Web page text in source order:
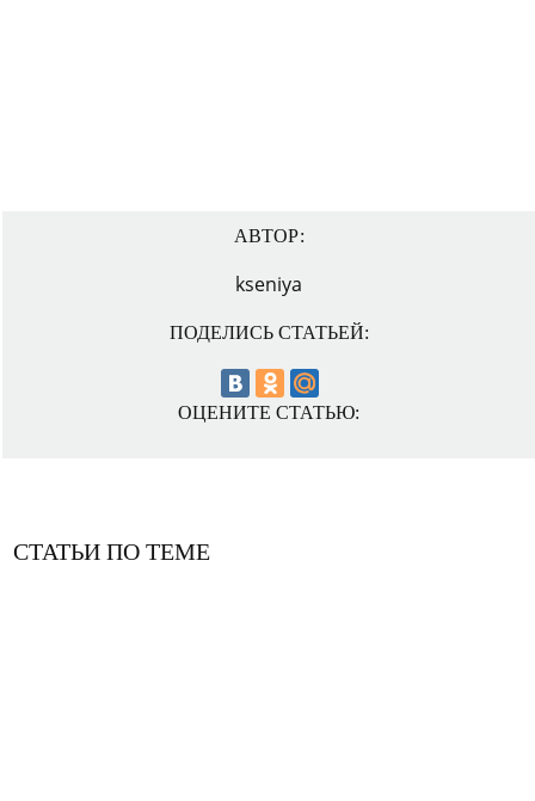
АВТОР:
kseniya
ПОДЕЛИСЬ СТАТЬЕЙ:
ОЦЕНИТЕ СТАТЬЮ:
СТАТЬИ ПО ТЕМЕ